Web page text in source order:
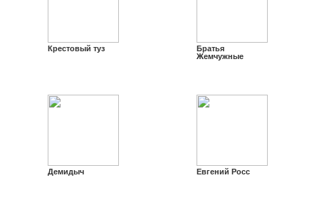
Крестовый туз
Братья
Жемчужные
Демидыч Евгений Росс